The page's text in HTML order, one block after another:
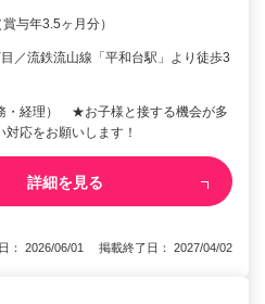
与年3.5ヶ月分）
／流鉄流山線「平和台駅」より徒歩3
・経理） ★お子様と接する機会が多
応をお願いします！
詳細を見る
： 2026/06/01 掲載終了日： 2027/04/02